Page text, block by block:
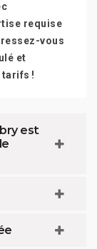
requise
vous
et
tarifs !
est